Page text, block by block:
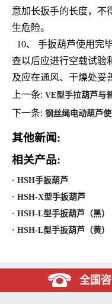
意加长扳手的长度，不
生危险。
10、 手扳葫芦使用完
查以后应进行空载试验
及应在通风、干燥处妥
上一条: VE型手拉葫芦与
下一条: 钢丝绳电动葫芦
其他新闻:
相关产品:
· HSH手扳葫芦
· HSH-X型手扳葫芦
· HSH-L型手扳葫芦（黑）
· HSH-L型手扳葫芦（黄）
全国